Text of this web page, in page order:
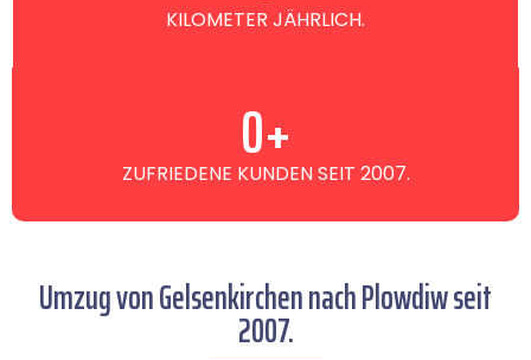
KILOMETER JÄHRLICH.
ZUFRIEDENE KUNDEN SEIT 2007.
0+
Umzug von Gelsenkirchen nach Plowdiw seit
2007.